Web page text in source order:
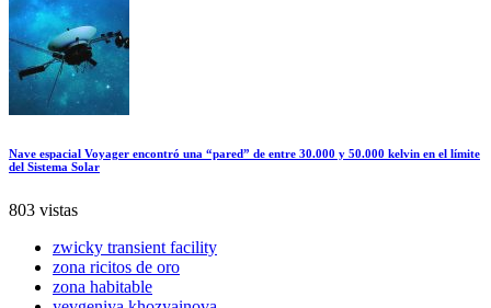
Nave espacial Voyager encontró una “pared” de entre 30.000 y 50.000 kelvin en el límite
del Sistema Solar
803 vistas
zwicky transient facility
zona ricitos de oro
zona habitable